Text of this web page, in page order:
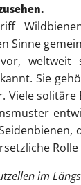
Sinne
vor, weltweit
Sie
Viele
im